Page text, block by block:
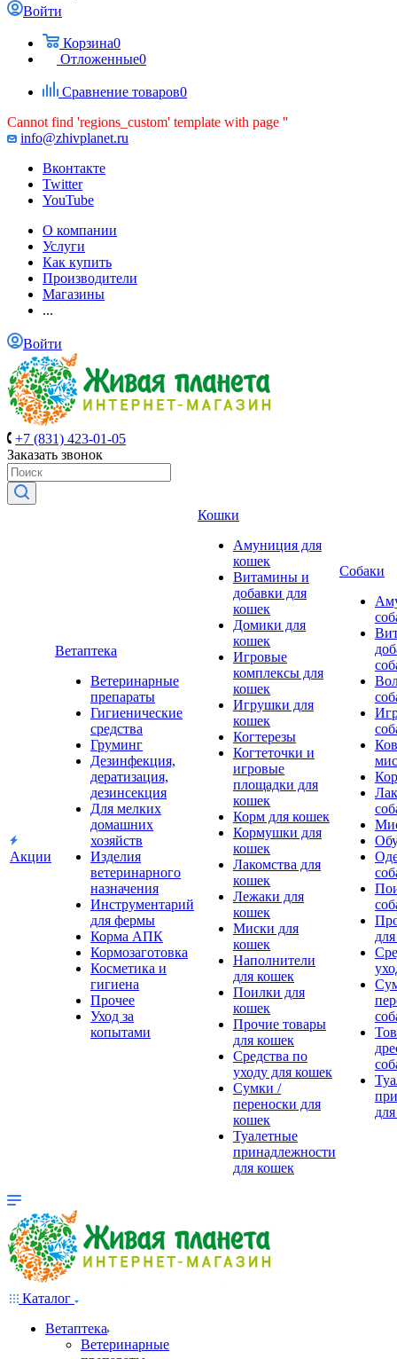
Войти
Корзина0
Отложенные0
Сравнение товаров0
Cannot find 'regions_custom' template with page ''
info@zhivplanet.ru
Вконтакте
Twitter
YouTube
О компании
Услуги
Как купить
Производители
Магазины
...
Войти
+7 (831) 423-01-05
Заказать звонок
Акции
Ветаптека
Ветеринарные
препараты
Гигиенические
средства
Груминг
Дезинфекция,
дератизация,
дезинсекция
Для мелких
домашних
хозяйств
Изделия
ветеринарного
назначения
Инструментарий
для фермы
Корма АПК
Кормозаготовка
Косметика и
гигиена
Прочее
Уход за
копытами
Кошки
Амуниция для
кошек
Витамины и
добавки для
кошек
Домики для
кошек
Игровые
комплексы для
кошек
Игрушки для
кошек
Когтерезы
Когтеточки и
игровые
площадки для
кошек
Корм для кошек
Кормушки для
кошек
Лакомства для
кошек
Лежаки для
кошек
Миски для
кошек
Наполнители
для кошек
Поилки для
кошек
Прочие товары
для кошек
Средства по
уходу для кошек
Сумки /
переноски для
кошек
Туалетные
принадлежности
для кошек
Собаки
Каталог
Ветаптека
Ветеринарные